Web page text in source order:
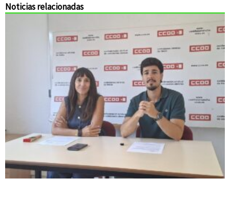
Noticias relacionadas